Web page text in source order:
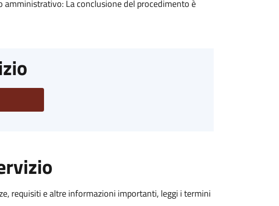
amministrativo: La conclusione del procedimento è
requisiti e altre informazioni importanti, leggi i termini